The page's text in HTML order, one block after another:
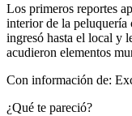
Los primeros reportes
interior de la peluquería
ingresó hasta el local y
acudieron elementos
Con información de:
¿Qué te pareció?